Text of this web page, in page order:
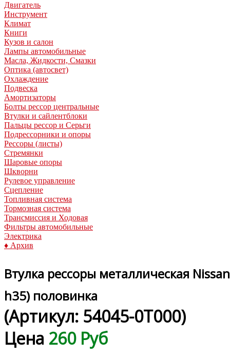
Двигатель
Инструмент
Климат
Книги
Кузов и салон
Лампы автомобильные
Масла, Жидкости, Смазки
Оптика (автосвет)
Охлаждение
Подвеска
Амортизаторы
Болты рессор центральные
Втулки и сайлентблоки
Пальцы рессор и Серьги
Подрессорники и опоры
Рессоры (листы)
Стремянки
Шаровые опоры
Шкворни
Рулевое управление
Сцепление
Топливная система
Тормозная система
Трансмиссия и Ходовая
Фильтры автомобильные
Электрика
♦ Архив
Втулка рессоры металлическая
h35) половинка
(Артикул: 54045-0T000)
Цена 260 Руб